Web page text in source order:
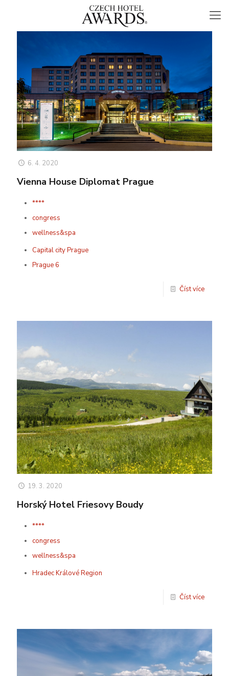
6. 4. 2020
Vienna House Diplomat Prague
****
congress
wellness&spa
Capital city Prague
Prague 6
Číst více
19. 3. 2020
Horský Hotel Friesovy Boudy
****
congress
wellness&spa
Hradec Králové Region
Číst více